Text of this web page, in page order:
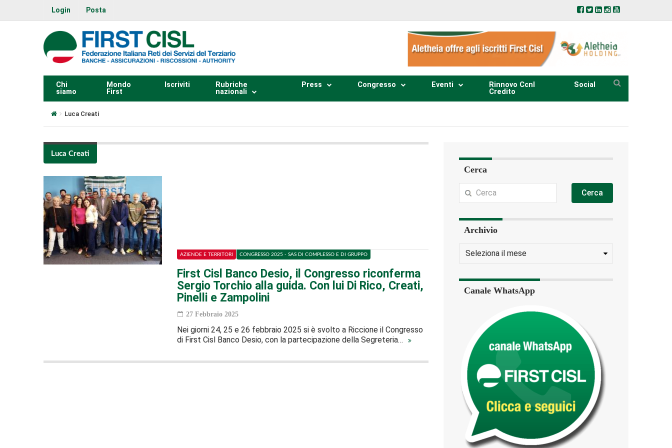
Login Posta
Chi
siamo
Mondo
First
Iscriviti
Rubriche
nazionali
Press Congresso Eventi
Rinnovo Ccnl
Credito
Social
Luca Creati
Luca Creati
AZIENDE E TERRITORI CONGRESSO 2025 - SAS DI COMPLESSO E DI GRUPPO
First Cisl Banco Desio, il Congresso riconferma
Sergio Torchio alla guida. Con lui Di Rico, Creati,
Pinelli e Zampolini
27 Febbraio 2025
Nei giorni 24, 25 e 26 febbraio 2025 si è svolto a Riccione il Congresso
di First Cisl Banco Desio, con la partecipazione della Segreteria…
Cerca
Cerca
Archivio
Canale WhatsApp